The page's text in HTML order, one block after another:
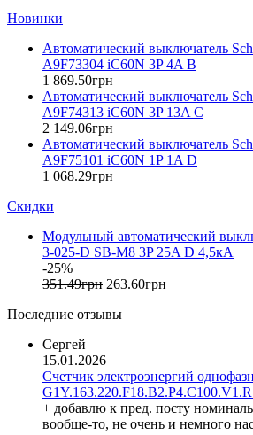
EON (Таиланд)
ETI (Словения)
ETREL (Словения)
Evrosvet (Украина)
Extherm (Германия)
F&F (Польша)
FRER (Италия)
FS (Украина)
Galkat (Украина)
GENERICA (Китай)
Gewiss (Италия)
Ginlong Solis (Китай)
Hager (Германия)
Haupa (Германия)
HD Hyundai Electric (Корея)
Hemstedt (Германия)
Horoz Electric (Турция)
Huawei (Китай)
Новинки
Автоматический выключатель
A9F73304 iC60N 3P 4A B
1 869.50грн
Автоматический выключатель
A9F74313 iC60N 3P 13A C
2 149.06грн
Автоматический выключатель
A9F75101 iC60N 1P 1A D
1 068.29грн
Скидки
Модульный автоматический
3-025-D SB-M8 3P 25A D 4,5кA
-25%
351.49грн 263.60грн
Последние отзывы
Сергей
15.01.2026
Счетчик электроэнергий
+ добавлю к пред. посту
вообще-то, не очень и немного